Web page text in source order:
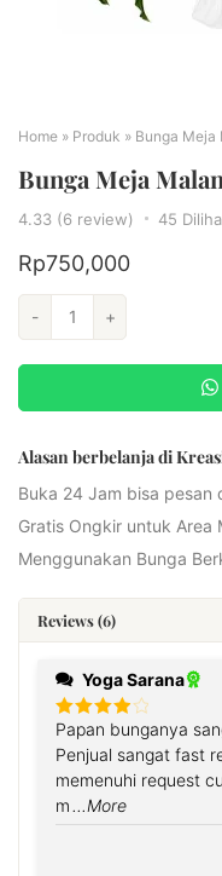
Home » Produk » Bunga Meja
Bunga Meja
4.33 (6 review) 45
Rp750,000
- +
Alasan berbelanja di
Buka 24 Jam bisa pesan
Gratis Ongkir untuk Area
Menggunakan Bunga
Reviews (6)
Yoga Sarana
Rated 4
out of 5
Papan bunganya
Penjual sangat fast
memenuhi request
m ...More